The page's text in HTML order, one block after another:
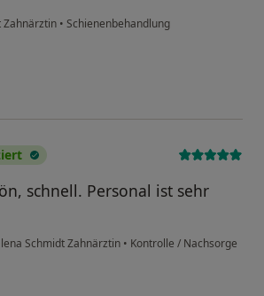
Zahnärztin • Schienenbehandlung
schnell. Personal ist sehr
Schmidt Zahnärztin • Kontrolle / Nachsorge